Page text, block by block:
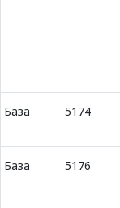
База 5174
База 5176